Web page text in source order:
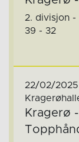
2. divisjon -
39 - 32
22/02/2025
Kragerø